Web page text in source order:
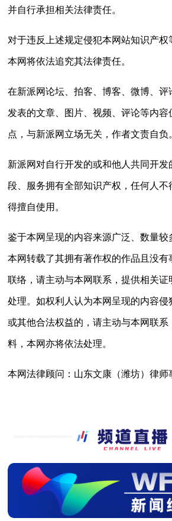
并自行承担相关法律责任。
对于违反上述规定侵犯本网站知识产权
本网将依法追究其法律责任。
在新派网论坛、拍客、博客、微博、评
发表的文章、图片、视频、评论等内容
点，与新派网立场无关，作者文责自负
新派网对自行开发的或和他人共同开
段、服务拥有全部知识产权，任何人不
得擅自使用。
鉴于本网呈现的内容来源广泛、数量
本网转载了其拥有著作权的作品且没有
联络，请主动与本网联系，提供相关
处理。如权利人认为本网呈现的内容侵
或其他合法权益的，请主动与本网联系
料，本网亦将依法处理。
本网法律顾问：山东文康（潍坊）律师